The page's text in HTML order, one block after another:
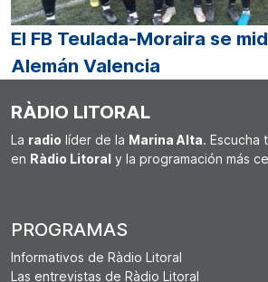
El FB Teulada-Moraira se
Alemán Valencia
RÀDIO LITORAL
La radio líder de la Marina Alta. Escucha
en Ràdio Litoral y la programación más
PROGRAMAS
Informativos de Ràdio Litoral
Las entrevistas de Ràdio Litoral